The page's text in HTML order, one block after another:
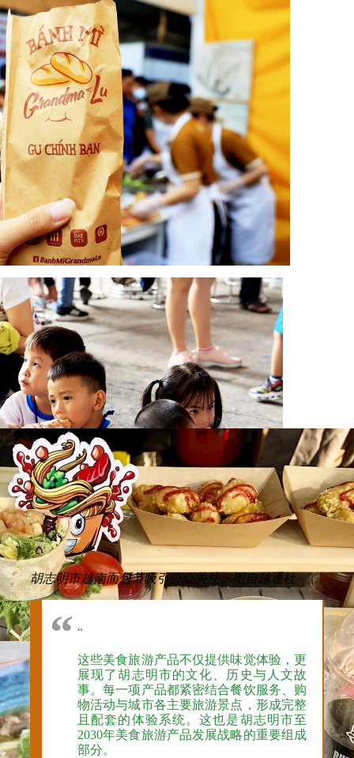
胡志明市越南面包节吸引公众关注。图自越通社
“
这些美食旅游产品不仅提供味觉体验，更
展现了胡志明市的文化、历史与人文故
事。每一项产品都紧密结合餐饮服务、购
物活动与城市各主要旅游景点，形成完整
且配套的体验系统。这也是胡志明市至
2030年美食旅游产品发展战略的重要组成
部分。